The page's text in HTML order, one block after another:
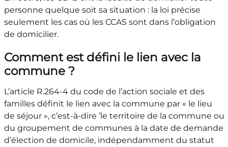
personne quelque soit sa situation : la loi précise
seulement les cas où les CCAS sont dans l’obligation
de domicilier.
Comment est défini le lien avec la
commune ?
L’article R.264-4 du code de l’action sociale et des
familles définit le lien avec la commune par « le lieu
de séjour », c’est-à-dire ’le territoire de la commune ou
du groupement de communes à la date de demande
d’élection de domicile, indépendamment du statut